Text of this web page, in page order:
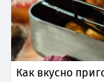
Как вкусно